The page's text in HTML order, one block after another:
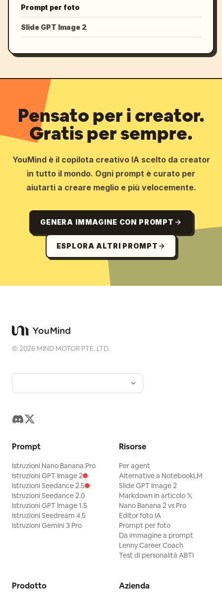
Prompt per foto
Slide GPT Image 2
Pensato per i creator.
Gratis per sempre.
YouMind è il copilota creativo IA scelto da creator
in tutto il mondo. Ogni prompt è curato per
aiutarti a creare meglio e più velocemente.
GENERA IMMAGINE CON PROMPT
ESPLORA ALTRI PROMPT
©2026 MIND MOTOR PTE. LTD.
Prompt
Istruzioni Nano Banana Pro
Istruzioni GPT Image 2
Istruzioni Seedance 2.5
Istruzioni Seedance 2.0
Istruzioni GPT Image 1.5
Istruzioni Seedream 4.5
Istruzioni Gemini 3 Pro
Risorse
Per agent
Alternative a NotebookLM
Slide GPT Image 2
Markdown in articolo 𝕏
Nano Banana 2 vs Pro
Editor foto IA
Prompt per foto
Da immagine a prompt
Lenny Career Coach
Test di personalità ABTI
Prodotto Azienda